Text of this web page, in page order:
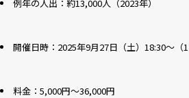
例年の人出：約13,000人（2023年）
開催日時：2025年9月27日（土）18:30～（
料金：5,000円〜36,000円